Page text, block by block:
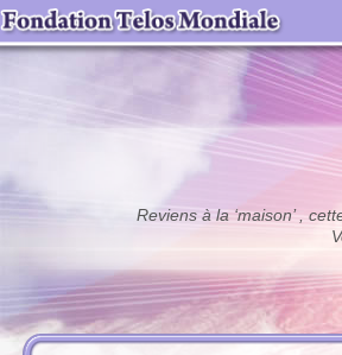
Reviens à la ‘maison’ ,